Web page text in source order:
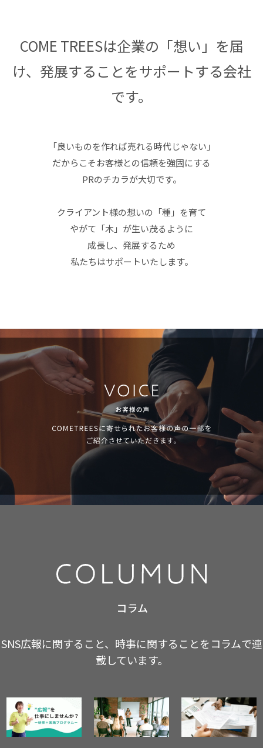
COME TREESは企業の「想い」を届
け、発展することをサポートする会社
です。
「良いものを作れば売れる時代じゃない」
だからこそお客様との信頼を強固にする
PRのチカラが大切です。
クライアント様の想いの「種」を育て
やがて「木」が生い茂るように
成長し、発展するため
私たちはサポートいたします。
SNS広報に関すること、時事に関することをコラムで連
載しています。